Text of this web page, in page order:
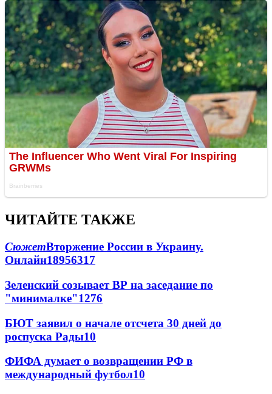
ЧИТАЙТЕ ТАКЖЕ
СюжетВторжение России в Украину.
Онлайн18956317
Зеленский созывает ВР на заседание по
"минималке"1276
БЮТ заявил о начале отсчета 30 дней до
роспуска Рады10
ФИФА думает о возвращении РФ в
международный футбол10